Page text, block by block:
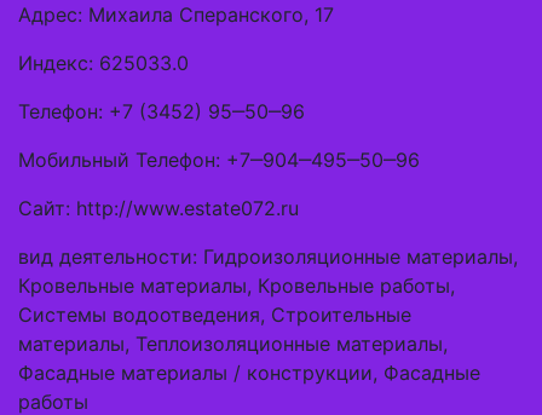
Адрес: Михаила Сперанского, 17
Индекс: 625033.0
Телефон: +7 (3452) 95‒50‒96
Мобильный Телефон: +7‒904‒495‒50‒96
Сайт: http://www.estate072.ru
вид деятельности: Гидроизоляционные материалы,
Кровельные материалы, Кровельные работы,
Системы водоотведения, Строительные
материалы, Теплоизоляционные материалы,
Фасадные материалы / конструкции, Фасадные
работы